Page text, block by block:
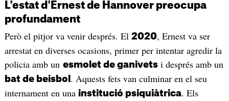
L'estat d'Ernest de Hannover preocupa
profundament
Però el pitjor va venir després. El 2020, Ernest va ser
arrestat en diverses ocasions, primer per intentar agredir la
policia amb un esmolet de ganivetsi després amb un
bat de beisbol . Aquests fets van culminar en el seu
internament en una institució psiquiàtrica. Els